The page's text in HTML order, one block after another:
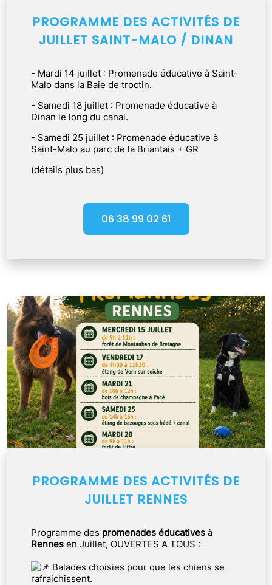
PROGRAMME DES ACTIVITÉS DE
JUILLET SAINT-MALO / DINAN
- Mardi 14 juillet : Promenade éducative à Saint-
Malo dans la Baie de troctin.
- Samedi 18 juillet : Promenade éducative à
Dinan le long du canal.
- Samedi 25 juillet : Promenade éducative à
Saint-Malo au parc de la Briantais + GR
(détails plus bas)
06 38 99 02 61
PROGRAMME DES ACTIVITÉS DE
JUILLET RENNES
Programme des promenades éducatives à
Rennes en Juillet, OUVERTES A TOUS :
Balades choisies pour que les chiens se
rafraichissent.